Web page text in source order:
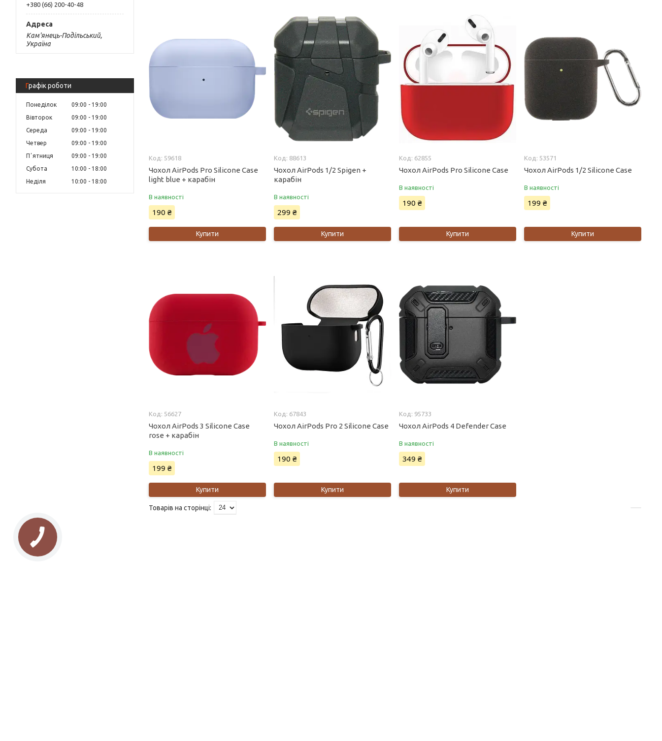
+380 (66) 200-40-48
Кам'янець-Подільський,
Україна
Графік роботи
Понеділок 09:00
19:00
Вівторок
09:00
19:00
Середа
09:00
19:00
Четвер
09:00
19:00
Пʼятниця
09:00
19:00
Субота
10:00
18:00
Неділя
10:00 18:00
59618
Чохол AirPods Pro Silicone Case
light blue + карабін
В наявності
190 ₴
Купити
88613
Чохол AirPods 1/2 Spigen +
карабін
В наявності
299 ₴
Купити
62855
Чохол AirPods Pro Silicone Case
В наявності
190 ₴
Купити
53571
Чохол AirPods 1/2 Silicone Case
В наявності
199 ₴
Купити
56627
Чохол AirPods 3 Silicone Case
rose + карабін
В наявності
199 ₴
Купити
67843
Чохол AirPods Pro 2 Silicone Case
В наявності
190 ₴
Купити
95733
Чохол AirPods 4 Defender Case
В наявності
349 ₴
Купити